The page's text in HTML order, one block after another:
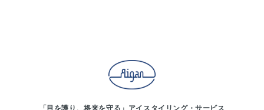
「目を護り、将来を守る」アイスタイリング・サービス